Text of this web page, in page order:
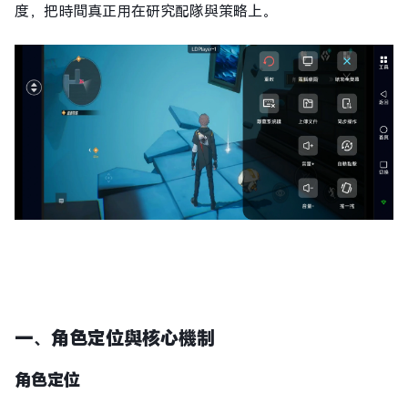
度，把時間真正用在研究配隊與策略上。
一、角色定位與核心機制
角色定位